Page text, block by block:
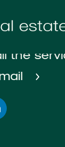
the
the